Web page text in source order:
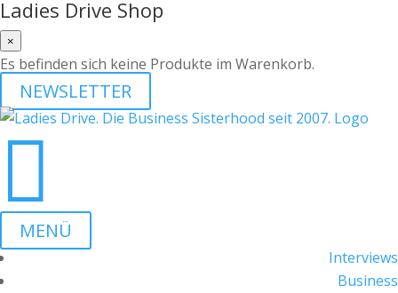
Ladies Drive Shop
×
Es befinden sich keine Produkte im Warenkorb.
NEWSLETTER

MENÜ
Interviews
Business